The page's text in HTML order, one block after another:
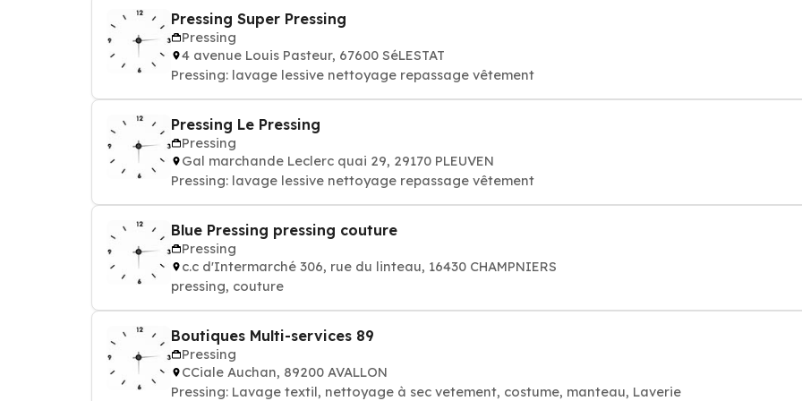
Pressing Super Pressing
Pressing
4 avenue Louis Pasteur, 67600 SéLESTAT
Pressing: lavage lessive nettoyage repassage vêtement
Pressing Le Pressing
Pressing
Gal marchande Leclerc quai 29, 29170 PLEUVEN
Pressing: lavage lessive nettoyage repassage vêtement
Blue Pressing pressing couture
Pressing
c.c d'Intermarché 306, rue du linteau, 16430 CHAMPNIERS
pressing, couture
Boutiques Multi-services 89
Pressing
CCiale Auchan, 89200 AVALLON
Pressing: Lavage textil, nettoyage à sec vetement, costume, manteau, Laverie